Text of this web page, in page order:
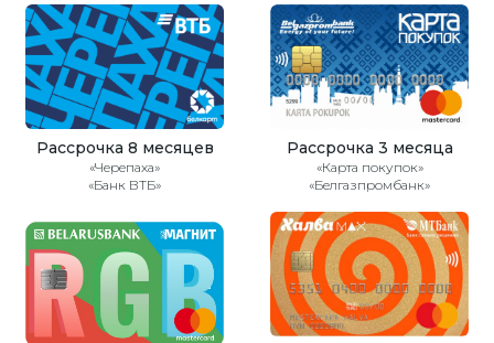
Рассрочка 8 месяцев
«Черепаха»
«Банк ВТБ»
Рассрочка 3 месяца
«Карта покупок»
«Белгазпромбанк»